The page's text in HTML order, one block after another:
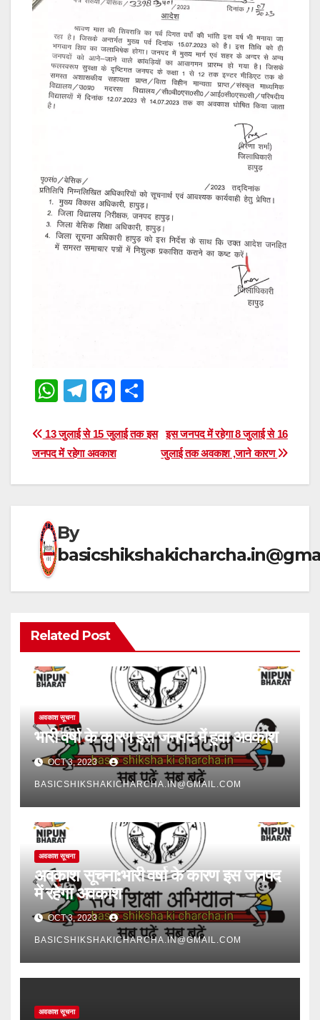
W
at
s
A
p
T
e
gr
a
F
c
e
b
k
ar
Post
navigation
इस जनपद में रहेगा 8 जुलाई से 16
जुलाई तक अवकाश ,जाने कारण
13 जुलाई से 15 जुलाई तक इस
जनपद में रहेगा अवकाश
By
Related Post
अवकाश सूचना
भारी वर्षा के कारण इस जनपद में हुवा अवकाश
OCT 3, 2023
BASICSHIKSHAKICHARCHA.IN@GMAIL.COM
अवकाश सूचना
अवकाश सूचना:भारी वर्षा के कारण इस जनपद
में रहेगा अवकाश
OCT 3, 2023
BASICSHIKSHAKICHARCHA.IN@GMAIL.COM
अवकाश सूचना